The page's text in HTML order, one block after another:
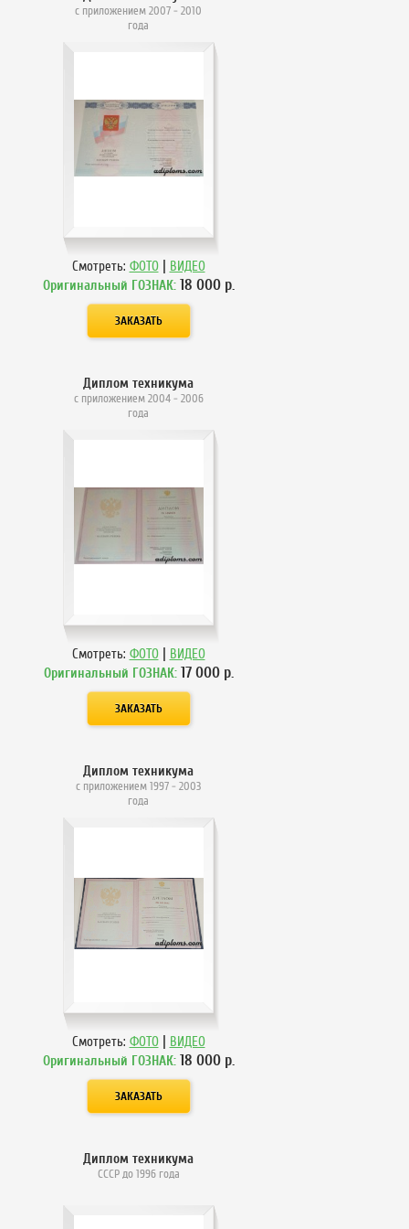
с приложением 2007 - 2010
года
Смотреть: ФОТО | ВИДЕО
Оригинальный ГОЗНАК: 18 000р.
Диплом техникума
с приложением 2004 - 2006
года
Смотреть: ФОТО | ВИДЕО
Оригинальный ГОЗНАК: 17 000р.
Диплом техникума
с приложением 1997 - 2003
года
Смотреть: ФОТО | ВИДЕО
Оригинальный ГОЗНАК: 18 000р.
Диплом техникума
СССР до 1996 года